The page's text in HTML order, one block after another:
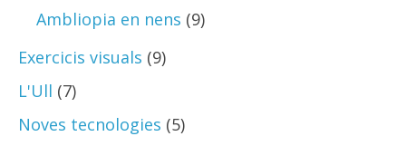
Ambliopia en nens (9)
Exercicis visuals (9)
L'Ull (7)
Noves tecnologies (5)